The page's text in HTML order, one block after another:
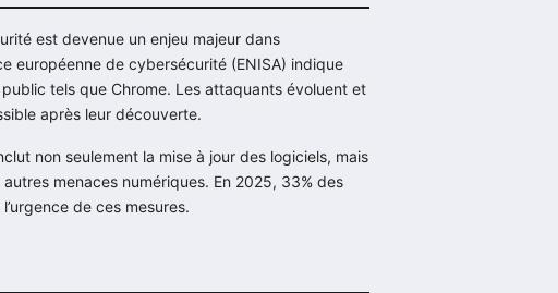
est devenue un enjeu majeur dans
européenne de cybersécurité (ENISA) indique
tels que Chrome. Les attaquants évoluent et
après leur découverte.
non seulement la mise à jour des logiciels, mais
menaces numériques. En 2025, 33% des
de ces mesures.